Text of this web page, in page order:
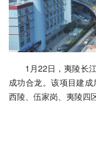
1月22日，夷陵长
成功合龙。该项目建成
西陵、伍家岗、夷陵四